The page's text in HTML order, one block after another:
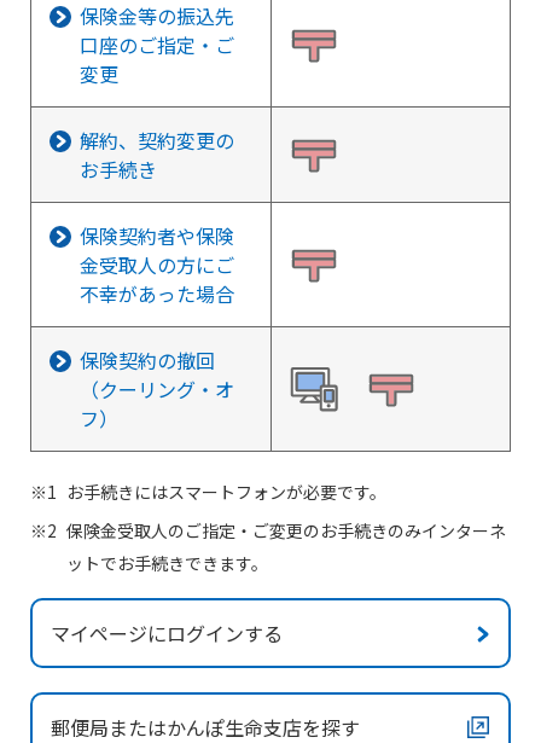
保険金等の振込先
口座のご指定・ご
変更
解約、契約変更の
お手続き
保険契約者や保険
金受取人の方にご
不幸があった場合
保険契約の撤回
（クーリング・オ
フ）
お手続きにはスマートフォンが必要です。
保険金受取人のご指定・ご変更のお手続きのみインターネ
ットでお手続きできます。
マイページにログインする
郵便局またはかんぽ生命支店を探す